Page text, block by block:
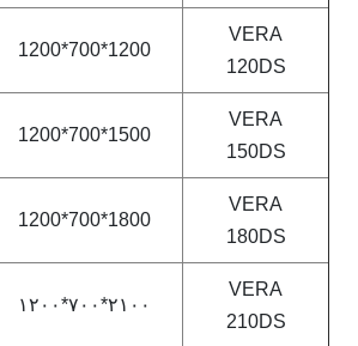
VERA
120DS
1200*700*1200
VERA
150DS
1500*700*1200
VERA
180DS
1800*700*1200
VERA
210DS
۲۱۰۰*۷۰۰*۱۲۰۰